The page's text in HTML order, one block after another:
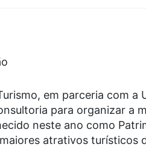
em parceria com a
para organizar a
neste ano como
atrativos turísticos